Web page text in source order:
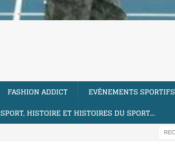
FASHION ADDICT
EVÉNEMENTS SPORTIFS
SPORT, HISTOIRE ET HISTOIRES DU SPORT…